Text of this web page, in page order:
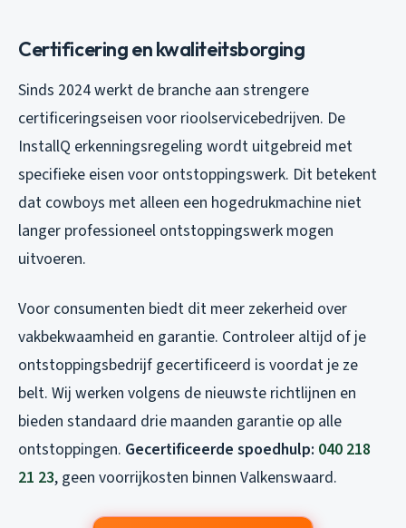
Certificering en kwaliteitsborging
Sinds 2024 werkt de branche aan strengere
certificeringseisen voor rioolservicebedrijven. De
InstallQ erkenningsregeling wordt uitgebreid met
specifieke eisen voor ontstoppingswerk. Dit betekent
dat cowboys met alleen een hogedrukmachine niet
langer professioneel ontstoppingswerk mogen
uitvoeren.
Voor consumenten biedt dit meer zekerheid over
vakbekwaamheid en garantie. Controleer altijd of je
ontstoppingsbedrijf gecertificeerd is voordat je ze
belt. Wij werken volgens de nieuwste richtlijnen en
bieden standaard drie maanden garantie op alle
ontstoppingen. Gecertificeerde spoedhulp: 040 218
21 23, geen voorrijkosten binnen Valkenswaard.